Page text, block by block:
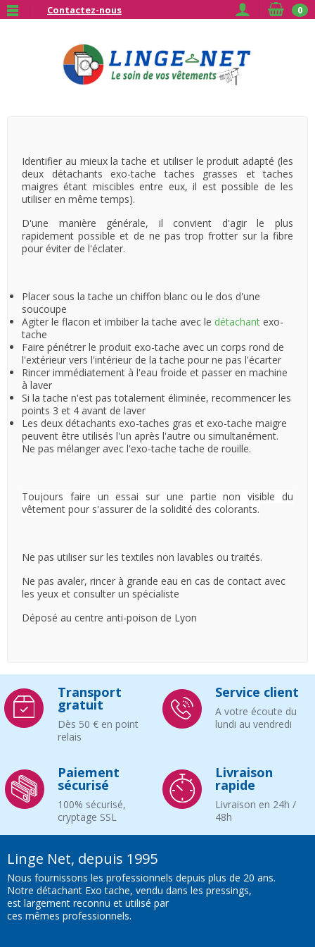
Contactez-nous 0
Identifier au mieux la tache et utiliser le produit adapté (les
deux détachants exo-tache taches grasses et taches
maigres étant miscibles entre eux, il est possible de les
utiliser en même temps).
D'une manière générale, il convient d'agir le plus
rapidement possible et de ne pas trop frotter sur la fibre
pour éviter de l'éclater.
Placer sous la tache un chiffon blanc ou le dos d'une
soucoupe
Agiter le flacon et imbiber la tache avec le détachant exo-
tache
Faire pénétrer le produit exo-tache avec un corps rond de
l'extérieur vers l'intérieur de la tache pour ne pas l'écarter
Rincer immédiatement à l'eau froide et passer en machine
à laver
Si la tache n'est pas totalement éliminée, recommencer les
points 3 et 4 avant de laver
Les deux détachants exo-taches gras et exo-tache maigre
peuvent être utilisés l'un après l'autre ou simultanément.
Ne pas mélanger avec l'exo-tache tache de rouille.
Toujours faire un essai sur une partie non visible du
vêtement pour s'assurer de la solidité des colorants.
Ne pas utiliser sur les textiles non lavables ou traités.
Ne pas avaler, rincer à grande eau en cas de contact avec
les yeux et consulter un spécialiste
Déposé au centre anti-poison de Lyon
Transport
gratuit
Dès 50 € en point
relais
Service client
A votre écoute du
lundi au vendredi
Paiement
sécurisé
100% sécurisé,
cryptage SSL
Livraison
rapide
Livraison en 24h /
48h
Linge Net, depuis 1995
Nous fournissons les professionnels depuis plus de 20 ans.
Notre détachant Exo tache, vendu dans les pressings,
est largement reconnu et utilisé par
ces mêmes professionnels.